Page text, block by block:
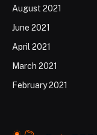
August 2021
June 2021
April 2021
March 2021
February 2021